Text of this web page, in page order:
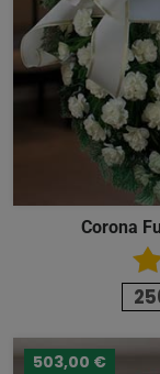
Corona
503,00 €